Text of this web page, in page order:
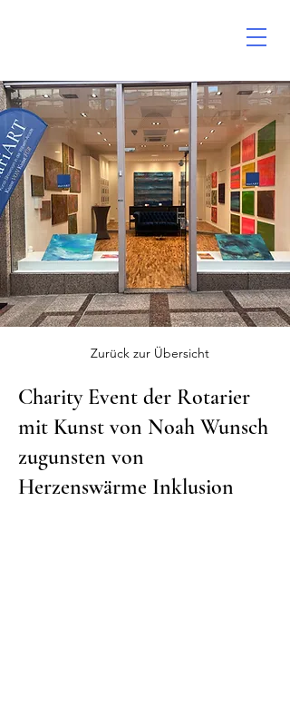
Zurück zur Übersicht
Charity Event der Rotarier
mit Kunst von Noah Wunsch
zugunsten von
Herzenswärme Inklusion